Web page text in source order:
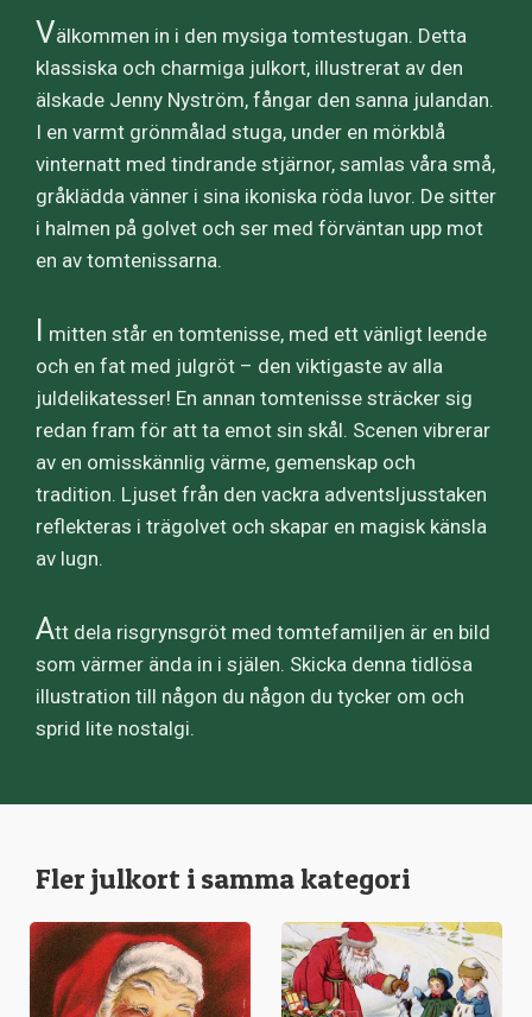
Välkommen in i den mysiga tomtestugan. Detta
klassiska och charmiga julkort, illustrerat av den
älskade Jenny Nyström, fångar den sanna julandan.
I en varmt grönmålad stuga, under en mörkblå
vinternatt med tindrande stjärnor, samlas våra små,
gråklädda vänner i sina ikoniska röda luvor. De sitter
i halmen på golvet och ser med förväntan upp mot
en av tomtenissarna.
I mitten står en tomtenisse, med ett vänligt leende
och en fat med julgröt – den viktigaste av alla
juldelikatesser! En annan tomtenisse sträcker sig
redan fram för att ta emot sin skål. Scenen vibrerar
av en omisskännlig värme, gemenskap och
tradition. Ljuset från den vackra adventsljusstaken
reflekteras i trägolvet och skapar en magisk känsla
av lugn.
Att dela risgrynsgröt med tomtefamiljen är en bild
som värmer ända in i själen. Skicka denna tidlösa
illustration till någon du någon du tycker om och
sprid lite nostalgi.
Fler julkort i samma kategori